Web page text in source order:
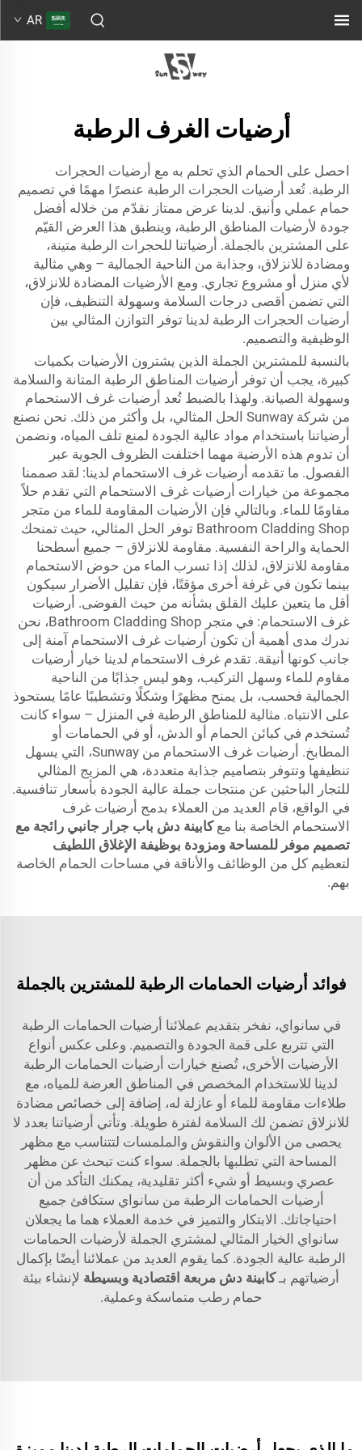
AR
أرضيات الغرف الرطبة
احصل على الحمام الذي تحلم به مع أرضيات الحجرات
الرطبة. تُعد أرضيات الحجرات الرطبة عنصرًا مهمًا في تصميم
حمام عملي وأنيق. لدينا عرض ممتاز نقدّم من خلاله أفضل
جودة لأرضيات المناطق الرطبة، وينطبق هذا العرض القيّم
على المشترين بالجملة. أرضياتنا للحجرات الرطبة متينة،
ومضادة للانزلاق، وجذابة من الناحية الجمالية – وهي مثالية
لأي منزل أو مشروع تجاري. ومع الأرضيات المضادة للانزلاق،
التي تضمن أقصى درجات السلامة وسهولة التنظيف، فإن
أرضيات الحجرات الرطبة لدينا توفر التوازن المثالي بين
الوظيفية والتصميم.
بالنسبة للمشترين الجملة الذين يشترون الأرضيات بكميات
كبيرة، يجب أن توفر أرضيات المناطق الرطبة المتانة والسلامة
وسهولة الصيانة. ولهذا بالضبط تُعد أرضيات غرف الاستحمام
من شركة Sunway الحل المثالي، بل وأكثر من ذلك. نحن نصنع
أرضياتنا باستخدام مواد عالية الجودة لمنع تلف المياه، ونضمن
أن تدوم هذه الأرضية مهما اختلفت الظروف الجوية عبر
الفصول. ما تقدمه أرضيات غرف الاستحمام لدينا: لقد صممنا
مجموعة من خيارات أرضيات غرف الاستحمام التي تقدم حلاً
مقاومًا للماء. وبالتالي فإن الأرضيات المقاومة للماء من متجر
Bathroom Cladding Shop توفر الحل المثالي، حيث تمنحك
الحماية والراحة النفسية. مقاومة للانزلاق – جميع أسطحنا
مقاومة للانزلاق، لذلك إذا تسرب الماء من حوض الاستحمام
بينما تكون في غرفة أخرى مؤقتًا، فإن تقليل الأضرار سيكون
أقل ما يتعين عليك القلق بشأنه من حيث الفوضى. أرضيات
غرف الاستحمام: في متجر Bathroom Cladding Shop، نحن
ندرك مدى أهمية أن تكون أرضيات غرف الاستحمام آمنة إلى
جانب كونها أنيقة. تقدم غرف الاستحمام لدينا خيار أرضيات
مقاوم للماء وسهل التركيب، وهو ليس جذابًا من الناحية
الجمالية فحسب، بل يمنح مظهرًا وشكلًا وتشطيبًا عامًا يستحوذ
على الانتباه. مثالية للمناطق الرطبة في المنزل – سواء كانت
تُستخدم في كبائن الحمام أو الدش، أو في الحمامات أو
المطابخ. أرضيات غرف الاستحمام من Sunway، التي يسهل
تنظيفها وتتوفر بتصاميم جذابة متعددة، هي المزيج المثالي
للتجار الباحثين عن منتجات جملة عالية الجودة بأسعار تنافسية.
في الواقع، قام العديد من العملاء بدمج أرضيات غرف
الاستحمام الخاصة بنا معكابينة دش باب جرار جانبي رائجة مع
تصميم موفر للمساحة ومزودة بوظيفة الإغلاق اللطيف
لتعظيم كل من الوظائف والأناقة في مساحات الحمام الخاصة
بهم.
فوائد أرضيات الحمامات الرطبة للمشترين بالجملة
في سانواي، نفخر بتقديم عملائنا أرضيات الحمامات الرطبة
التي تتربع على قمة الجودة والتصميم. وعلى عكس أنواع
الأرضيات الأخرى، تُصنع خيارات أرضيات الحمامات الرطبة
لدينا للاستخدام المخصص في المناطق العرضة للمياه، مع
طلاءات مقاومة للماء أو عازلة له، إضافة إلى خصائص مضادة
للانزلاق تضمن لك السلامة لفترة طويلة. وتأتي أرضياتنا بعدد لا
يحصى من الألوان والنقوش والملمسات لتتناسب مع مظهر
المساحة التي تطلبها بالجملة. سواء كنت تبحث عن مظهر
عصري وبسيط أو شيء أكثر تقليدية، يمكنك التأكد من أن
أرضيات الحمامات الرطبة من سانواي ستكافئ جميع
احتياجاتك. الابتكار والتميز في خدمة العملاء هما ما يجعلان
سانواي الخيار المثالي لمشتري الجملة لأرضيات الحمامات
الرطبة عالية الجودة. كما يقوم العديد من عملائنا أيضًا بإكمال
أرضياتهم بـكابينة دش مربعة اقتصادية وبسيطة لإنشاء بيئة
حمام رطب متماسكة وعملية.